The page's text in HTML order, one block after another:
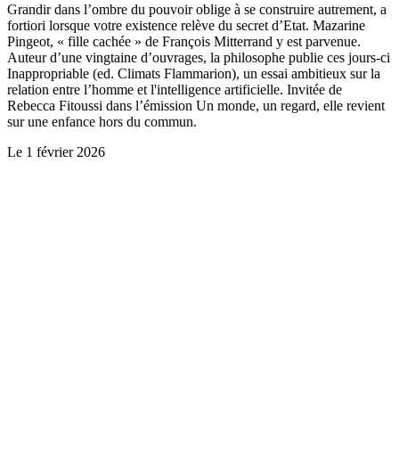
Grandir dans l’ombre du pouvoir oblige à se construire autrement, a
fortiori lorsque votre existence relève du secret d’Etat. Mazarine
Pingeot, « fille cachée » de François Mitterrand y est parvenue.
Auteur d’une vingtaine d’ouvrages, la philosophe publie ces jours-ci
Inappropriable (ed. Climats Flammarion), un essai ambitieux sur la
relation entre l’homme et l'intelligence artificielle. Invitée de
Rebecca Fitoussi dans l’émission Un monde, un regard, elle revient
sur une enfance hors du commun.
Le 1 février 2026